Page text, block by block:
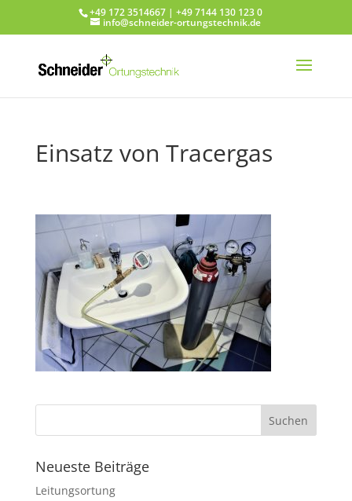
+49 172 3514667 | +49 7144 130 123 0
info@schneider-ortungstechnik.de
Einsatz von Tracergas
Neueste Beiträge
Leitungsortung